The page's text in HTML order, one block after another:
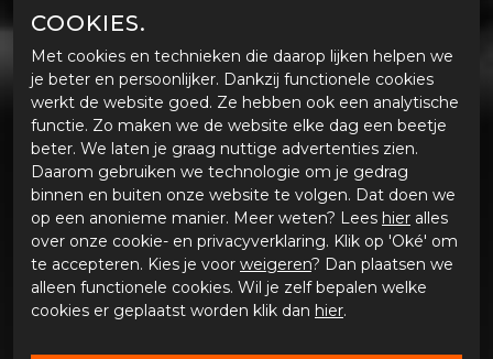
COOKIES.
Met cookies en technieken die daarop lijken helpen we
je beter en persoonlijker. Dankzij functionele cookies
werkt de website goed. Ze hebben ook een analytische
functie. Zo maken we de website elke dag een beetje
beter. We laten je graag nuttige advertenties zien.
Daarom gebruiken we technologie om je gedrag
binnen en buiten onze website te volgen. Dat doen we
op een anonieme manier. Meer weten? Lees hier alles
over onze cookie- en privacyverklaring. Klik op 'Oké' om
te accepteren. Kies je voor weigeren? Dan plaatsen we
alleen functionele cookies. Wil je zelf bepalen welke
cookies er geplaatst worden klik dan hier.